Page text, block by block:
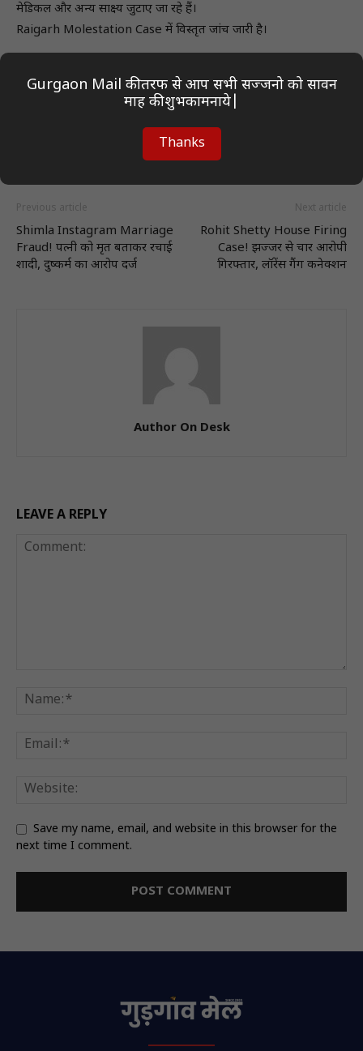
मेडिकल और अन्य साक्ष्य जुटाए जा रहे हैं।
Raigarh Molestation Case में विस्तृत जांच जारी है।
Previous article
Shimla Instagram Marriage
Fraud! पत्नी को मृत बताकर रचाई
शादी, दुष्कर्म का आरोप दर्ज
Next article
Rohit Shetty House Firing
Case! झज्जर से चार आरोपी
गिरफ्तार, लॉरेंस गैंग कनेक्शन
Author On Desk
LEAVE A REPLY
Save my name, email, and website in this browser for the
next time I comment.
Gurgaon Mail की तरफ से आप सभी सज्जनो को सावन
माह की शुभकामनाये|
Thanks